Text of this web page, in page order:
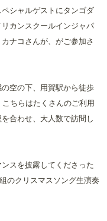
ャルゲストにタンゴダ
カンスクールインジャパ
ナコさんが、がご参加さ
空の下、用賀駅から徒歩
ちらはたくさんのご利用
合わせ、大人数で訪問し
スを披露してくださった
のクリスマスソング生演奏